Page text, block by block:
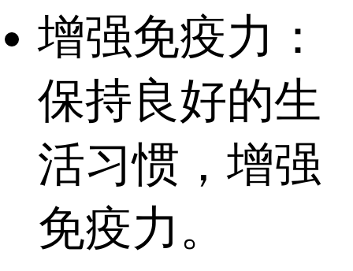
增强免疫力：
保持良好的生
活习惯，增强
免疫力。